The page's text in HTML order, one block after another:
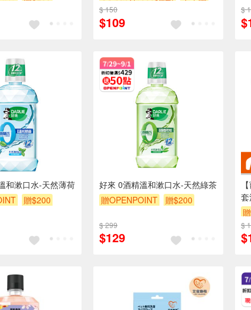
滿額贈
$ 150
$109
$
和漱口水-天然薄荷
贈$200
好來 0酒精溫和漱口水-天然綠茶
贈OPENPOINT
贈$200
$ 299
$129
$